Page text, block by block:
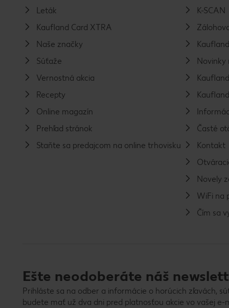
Leták
Kaufland Card XTRA
Naše značky
Súťaže
Vernostná akcia
Recepty
Online magazín
Prehľad stránok
Staňte sa predajcom na online trhovisku
K-SCAN
Novinky
Časté
Kontakt
Novely
WiFi na
Čím sa
Ešte neodoberáte náš
Prihláste sa na odber a informácie o horúcich zľavách,
budete mať už dva dni pred platnosťou akcie vo vašej e-